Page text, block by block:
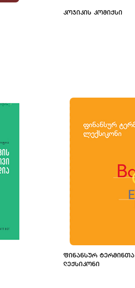
ᲙᲝᲯᲘᲙᲘᲡ ᲙᲝᲛᲘᲥᲡᲘ
ᲤᲘᲜᲐᲜᲡᲣᲠ ᲢᲔᲠᲛᲘᲜᲗᲐ
ᲚᲔᲥᲡᲘᲙᲝᲜᲘ